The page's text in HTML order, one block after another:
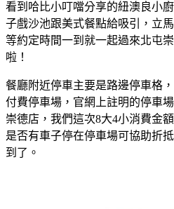
看到哈比小叮噹分享的紐澳良小
子戲沙池跟美式餐點給吸引，立
等約定時間一到就一起過來北屯
啦！
餐廳附近停車主要是路邊停車格
付費停車場，官網上註明的停車
崇德店，我們這次8大4小消費金
是否有車子停在停車場可協助折
到了。